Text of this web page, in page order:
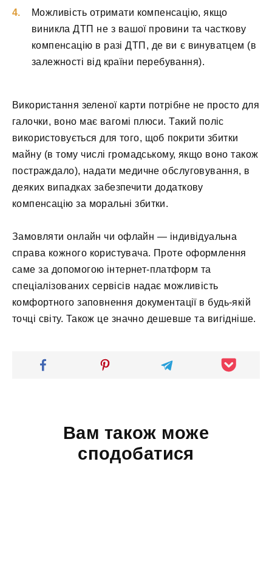
Можливість отримати компенсацію, якщо
виникла ДТП не з вашої провини та часткову
компенсацію в разі ДТП, де ви є винуватцем (в
залежності від країни перебування).
Використання зеленої карти потрібне не просто для
галочки, воно має вагомі плюси. Такий поліс
використовується для того, щоб покрити збитки
майну (в тому числі громадському, якщо воно також
постраждало), надати медичне обслуговування, в
деяких випадках забезпечити додаткову
компенсацію за моральні збитки.
Замовляти онлайн чи офлайн — індивідуальна
справа кожного користувача. Проте оформлення
саме за допомогою інтернет-платформ та
спеціалізованих сервісів надає можливість
комфортного заповнення документації в будь-якій
точці світу. Також це значно дешевше та вигідніше.
Вам також може
сподобатися